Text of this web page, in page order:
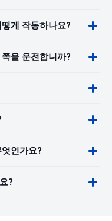
게 작동하나요?
을 운전합니까?
인가요?
?